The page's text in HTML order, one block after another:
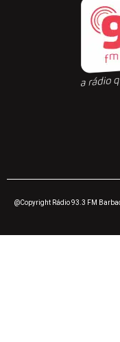
@Copyright Rádio 93.3 FM